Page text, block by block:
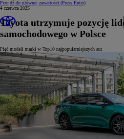
Przejdź do głównej zawartości (Press Enter)
4 czerwca 2025
Toyota utrzymuje pozycję
samochodowego w Polsce
Pięć modeli marki w Top10 najpopularniejszych aut